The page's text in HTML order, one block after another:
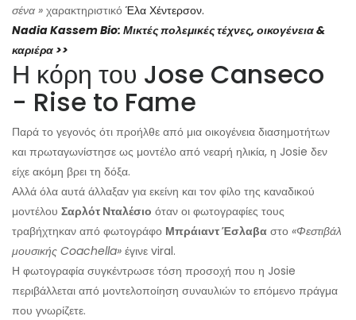
σένα » χαρακτηριστικό Έλα Χέντερσον.
Nadia Kassem Bio: Μικτές πολεμικές τέχνες, οικογένεια &
καριέρα >>
Η κόρη του Jose Canseco
- Rise to Fame
Παρά το γεγονός ότι προήλθε από μια οικογένεια διασημοτήτων
και πρωταγωνίστησε ως μοντέλο από νεαρή ηλικία, η Josie δεν
είχε ακόμη βρει τη δόξα.
Αλλά όλα αυτά άλλαξαν για εκείνη και τον φίλο της καναδικού
μοντέλου Σαρλότ Νταλέσιο όταν οι φωτογραφίες τους
τραβήχτηκαν από φωτογράφο Μπράιαντ Έσλαβα στο «Φεστιβάλ
μουσικής Coachella» έγινε viral.
Η φωτογραφία συγκέντρωσε τόση προσοχή που η Josie
περιβάλλεται από μοντελοποίηση συναυλιών το επόμενο πράγμα
που γνωρίζετε.